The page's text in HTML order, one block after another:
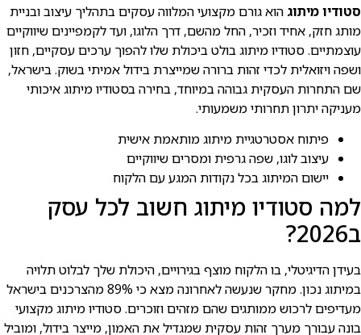
סטודיו מיתוג הוא גורם מקצועי המלווה עסקים בתהליך עיצוב ובניית
מותג חזק, אחיד וזכיר, החל מהשם, דרך הלוגו, ועד לקמפיינים שיווקיים
עוצמתיים. סטודיו מיתוג בולט ביכולת שלו להפוך ערכים עסקיים, חזון
ושפה ויזואלית לכדי זהות ברורה שמייצרת בידול אמיתי בשוק. בישראל,
שם התחרות העסקית גבוהה במיוחד, בחירה בסטודיו מיתוג איכותי
מעניקה יתרון תחרותי משמעותי.
פיתוח אסטרטגיית מיתוג מותאמת אישית
עיצוב לוגו, שפה גרפית ומסרים שיווקיים
יישום המיתוג בכל נקודות המגע עם הלקוח
למה סטודיו מיתוג חשוב לכל עסק
ב2026?
בעידן הדיגיטלי, בו הלקוח מוצף בגירויים, היכולת שלך לבלוט תלויה
במיתוג נכון. מחקר שנעשה לאחרונה מצא כי 89% מהצרכנים בישראל
מעדיפים לרכוש ממותגים שהם מזהים וזוכרים. סטודיו מיתוג מקצועי
בונה עבורך מערך זהות עסקית שמגדיל את האמון, מייצר בידול, ומוביל